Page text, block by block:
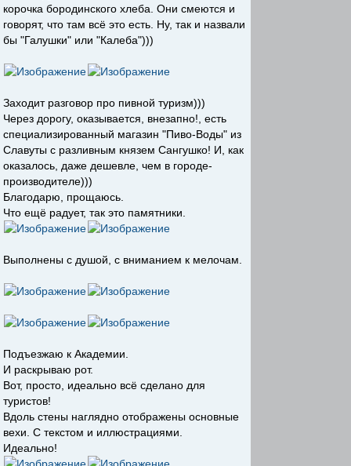
корочка бородинского хлеба. Они смеются и
говорят, что там всё это есть. Ну, так и назвали
бы "Галушки" или "Калеба")))
Заходит разговор про пивной туризм)))
Через дорогу, оказывается, внезапно!, есть
специализированный магазин "Пиво-Воды" из
Славуты с разливным князем Сангушко! И, как
оказалось, даже дешевле, чем в городе-
производителе)))
Благодарю, прощаюсь.
Что ещё радует, так это памятники.
Выполнены с душой, с вниманием к мелочам.
Подъезжаю к Академии.
И раскрываю рот.
Вот, просто, идеально всё сделано для
туристов!
Вдоль стены наглядно отображены основные
вехи. С текстом и иллюстрациями.
Идеально!